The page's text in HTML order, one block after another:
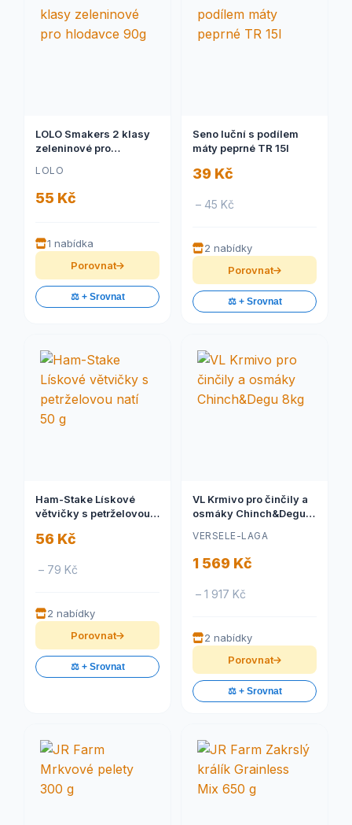
LOLO Smakers 2 klasy
zeleninové pro
LOLO
55 Kč
1 nabídka
Porovnat
⚖️ + Srovnat
Seno luční s podílem
máty peprné TR 15l
39 Kč
– 45 Kč
2 nabídky
Porovnat
⚖️ + Srovnat
Ham-Stake Lískové
větvičky s petrželovou
56 Kč
– 79 Kč
2 nabídky
Porovnat
⚖️ + Srovnat
VL Krmivo pro činčily a
osmáky Chinch&Degu
VERSELE-LAGA
1 569 Kč
– 1 917 Kč
2 nabídky
Porovnat
⚖️ + Srovnat